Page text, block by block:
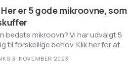
bedste mikroovn? Vi har udvalgt 5
til forskellige behov. Klik her for at
·3. NOVEMBER 2023